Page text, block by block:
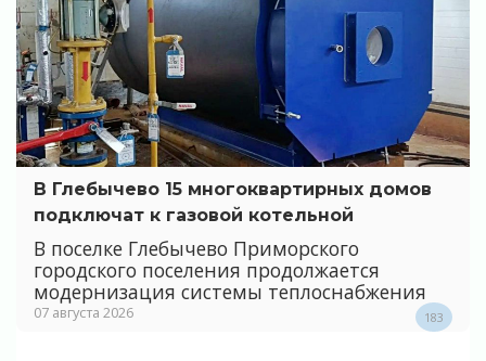
В Глебычево 15 многоквартирных домов
подключат к газовой котельной
В поселке Глебычево Приморского
городского поселения продолжается
модернизация системы теплоснабжения
07 августа 2026 183